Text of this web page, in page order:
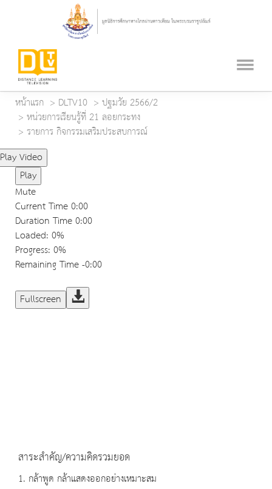
หน้าแรก DLTV10
ปฐมวัย 2566/2
หน่วยการเรียนรู้ที่ 21 ลอยกระทง
รายการ กิจกรรมเสริมประสบการณ์
Play Video
Play
Mute
Current Time0:00
Duration Time0:00
Loaded: 0%
Progress: 0%
Remaining Time-0:00
Fullscreen
สาระสำคัญ/ความคิดรวมยอด
1. กล้าพูด กล้าแสดงออกอย่างเหมาะสม